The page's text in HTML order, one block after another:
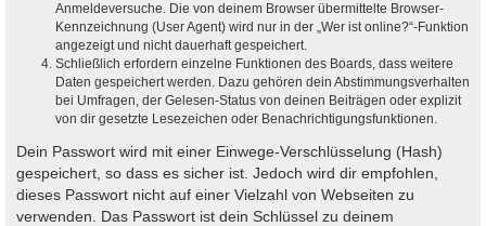
Anmeldeversuche. Die von deinem Browser übermittelte Browser-
Kennzeichnung (User Agent) wird nur in der „Wer ist online?“-Funktion
angezeigt und nicht dauerhaft gespeichert.
Schließlich erfordern einzelne Funktionen des Boards, dass weitere
Daten gespeichert werden. Dazu gehören dein Abstimmungsverhalten
bei Umfragen, der Gelesen-Status von deinen Beiträgen oder explizit
von dir gesetzte Lesezeichen oder Benachrichtigungsfunktionen.
Dein Passwort wird mit einer Einwege-Verschlüsselung (Hash)
gespeichert, so dass es sicher ist. Jedoch wird dir empfohlen,
dieses Passwort nicht auf einer Vielzahl von Webseiten zu
verwenden. Das Passwort ist dein Schlüssel zu deinem